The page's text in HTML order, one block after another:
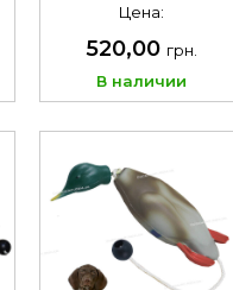
Цена:
520,00 грн.
В наличии